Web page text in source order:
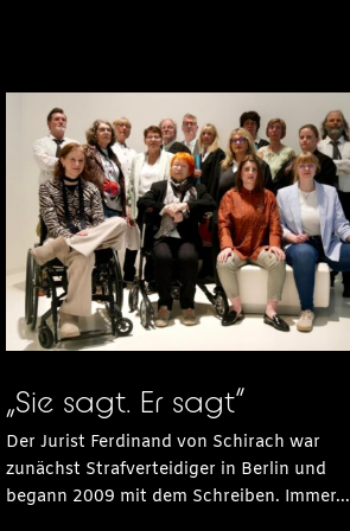
„Sie sagt. Er sagt“
Der Jurist Ferdinand von Schirach war
zunächst Strafverteidiger in Berlin und
begann 2009 mit dem Schreiben. Immer...